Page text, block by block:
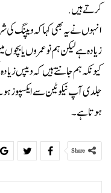
کرتے ہیں.
انہوں نے یہ بھی کہا کہ ویپنگ
زیادہ ہے لیکن ہم نوعمروں یا
کیونکہ ہم جانتے ہیں کہ ویپس
جلدی آپ نیکوٹین سے ایکسپوز
ہوتا ہے۔
Share